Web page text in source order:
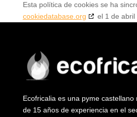
Esta política de cookies se ha
cookiedatabase.org
el 1 de abril
Ecofricalia es una pyme
de 15 años de experiencia en el